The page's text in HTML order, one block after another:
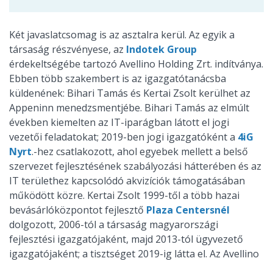
Két javaslatcsomag is az asztalra kerül. Az egyik a
társaság részvényese, az Indotek Group
érdekeltségébe tartozó Avellino Holding Zrt. indítványa.
Ebben több szakembert is az igazgatótanácsba
küldenének: Bihari Tamás és Kertai Zsolt kerülhet az
Appeninn menedzsmentjébe. Bihari Tamás az elmúlt
években kiemelten az IT-iparágban látott el jogi
vezetői feladatokat; 2019-ben jogi igazgatóként a 4iG
Nyrt.-hez csatlakozott, ahol egyebek mellett a belső
szervezet fejlesztésének szabályozási hátterében és az
IT területhez kapcsolódó akvizíciók támogatásában
működött közre. Kertai Zsolt 1999-től a több hazai
bevásárlóközpontot fejlesztő Plaza Centersnél
dolgozott, 2006-tól a társaság magyarországi
fejlesztési igazgatójaként, majd 2013-tól ügyvezető
igazgatójaként; a tisztséget 2019-ig látta el. Az Avellino